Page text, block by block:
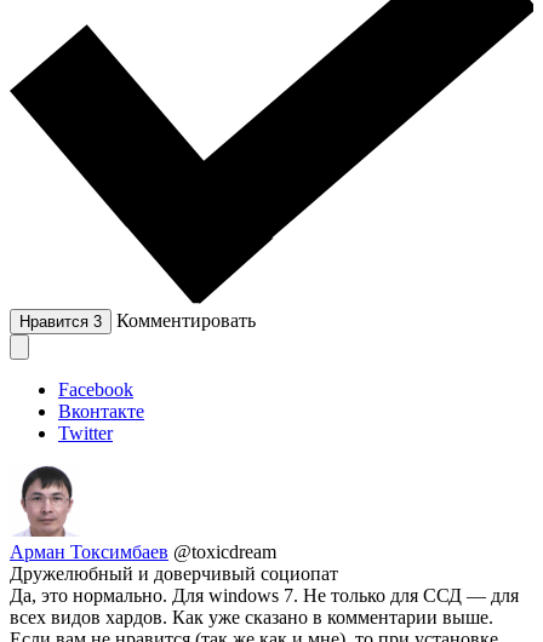
Нравится 3 Комментировать
Facebook
Вконтакте
Twitter
Арман Токсимбаев @toxicdream
Дружелюбный и доверчивый социопат
Да, это нормально. Для windows 7. Не только для ССД — для
всех видов хардов. Как уже сказано в комментарии выше.